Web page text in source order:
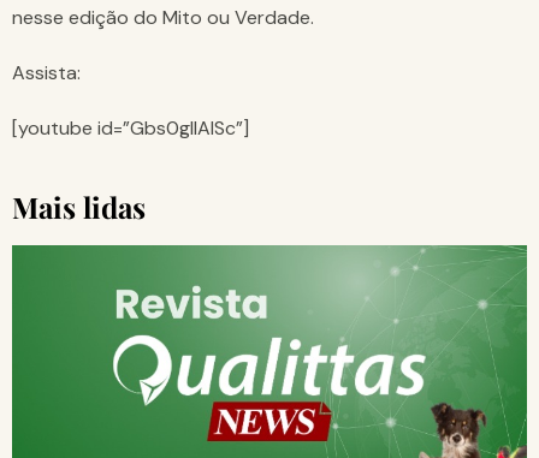
nesse edição do Mito ou Verdade.
Assista:
[youtube id=”Gbs0gIlAISc”]
Mais lidas